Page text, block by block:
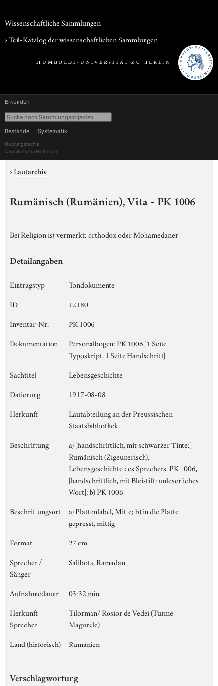
Wissenschaftliche Sammlungen
› Teil-Katalog der wissenschaftlichen Sammlungen
Erkunden
Bestände Systematik
Nutzungsrechte
Anmelden zur Recherche
›Lautarchiv
Rumänisch (Rumänien), Vita - PK 1006
Bei Religion ist vermerkt: orthodox oder Mohamedaner
Detailangaben
Eintragstyp
Tondokumente
ID
12180
Inventar-Nr.
PK 1006
Dokumentation
Personalbogen: PK 1006 [1 Seite
Typoskript, 1 Seite Handschrift]
Sachtitel
Lebensgeschichte
Datierung
1917-08-08
Herkunft
Lautabteilung an der Preussischen
Staatsbibliothek
Beschriftung
a) [handschriftlich, mit schwarzer Tinte:]
Rumänisch (Zigeunerisch),
Lebensgeschichte des Sprechers. PK 1006,
[handschriftlich, mit Bleistift: unleserliches
Wort]; b) PK 1006
Beschriftungsort
a) Plattenlabel, Mitte; b) in die Platte
gepresst, mittig
Format
27 cm
Sprecher /
Sänger
Salibota, Ramadan
Aufnahmedauer
03:32 min.
Herkunft
Sprecher
Tilorman/ Rosior de Vedei (Turme
Magurele)
Land (historisch)
Rumänien
Verschlagwortung